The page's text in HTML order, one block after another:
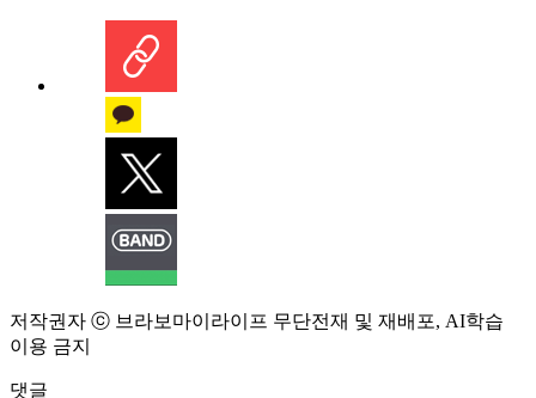
저작권자 ⓒ 브라보마이라이프 무단전재 및 재배포, AI학습
이용 금지
댓글